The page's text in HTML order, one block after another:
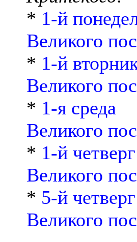
* 1-й
Великого
* 1-й
Великого
* 1-я среда
Великого
* 1-й четверг
Великого
* 5-й четверг
Великого